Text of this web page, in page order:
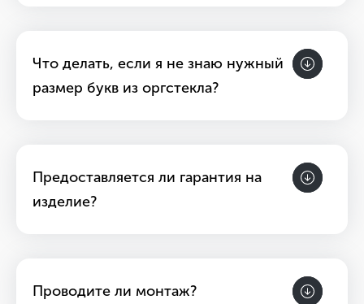
Что делать, если я не знаю нужный
размер букв из оргстекла?
Предоставляется ли гарантия на
изделие?
Проводите ли монтаж?